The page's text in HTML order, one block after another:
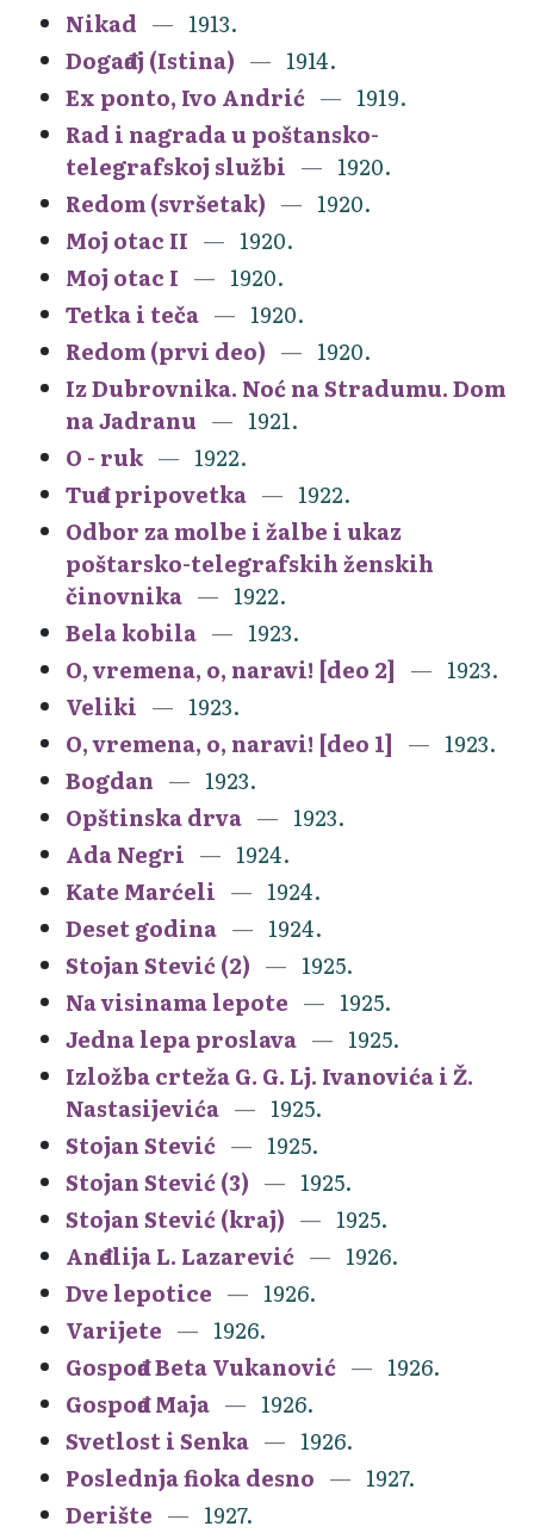
Nikad
1913.
Događaj (Istina)
1914.
Ex ponto, Ivo Andrić
1919.
Rad i nagrada u poštansko-
telegrafskoj službi
1920.
Redom (svršetak)
1920.
Moj otac II
1920.
Moj otac I
1920.
Tetka i teča
1920.
Redom (prvi deo)
1920.
Iz Dubrovnika. Noć na Stradumu. Dom
na Jadranu
1921.
O - ruk
1922.
Tuđa pripovetka
1922.
Odbor za molbe i žalbe i ukaz
poštarsko-telegrafskih ženskih
činovnika
1922.
Bela kobila
1923.
O, vremena, o, naravi! [deo 2]
1923.
Veliki
1923.
O, vremena, o, naravi! [deo 1]
1923.
Bogdan
1923.
Opštinska drva
1923.
Ada Negri
1924.
Kate Marćeli
1924.
Deset godina
1924.
Stojan Stević (2)
1925.
Na visinama lepote
1925.
Jedna lepa proslava
1925.
Izložba crteža G. G. Lj. Ivanovića i Ž.
Nastasijevića
1925.
Stojan Stević
1925.
Stojan Stević (3)
1925.
Stojan Stević (kraj)
1925.
Anđelija L. Lazarević
1926.
Dve lepotice
1926.
Varijete
1926.
Gospođa Beta Vukanović
1926.
Gospođa Maja
1926.
Svetlost i Senka
1926.
Poslednja fioka desno
1927.
Derište
1927.